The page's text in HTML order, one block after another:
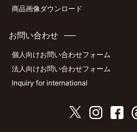
商品画像ダウンロード
お問い合わせ
個人向けお問い合わせフォーム
法人向けお問い合わせフォーム
Inquiry for international